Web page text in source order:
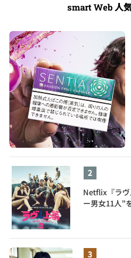
smart Web人
Netflix『ラヴ
ー男女11人”